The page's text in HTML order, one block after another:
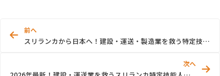
前へ
スリランカから日本へ！建設・運送・製造業を救う特定技能の最新トレンド
次へ